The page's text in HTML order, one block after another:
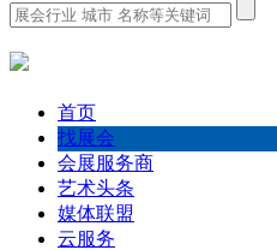
首页
找展会
会展服务商
艺术头条
媒体联盟
云服务